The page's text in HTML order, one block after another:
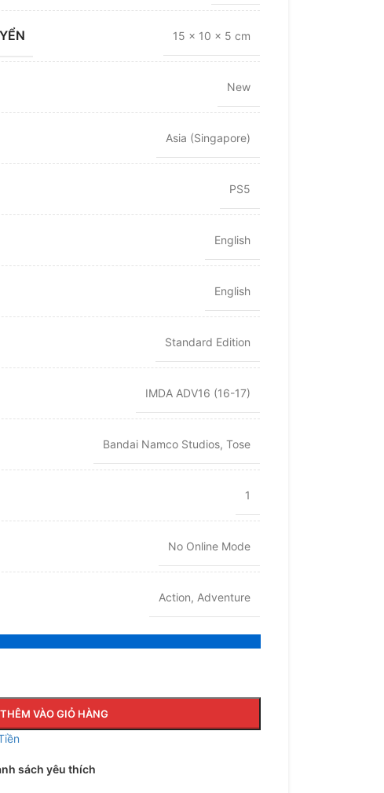
15 × 10 × 5 cm
New
Asia (Singapore)
PS5
English
English
Standard Edition
IMDA ADV16 (16-17)
Bandai Namco Studios, Tose
1
No Online Mode
Action, Adventure
THÊM VÀO GIỎ HÀNG
sách yêu thích